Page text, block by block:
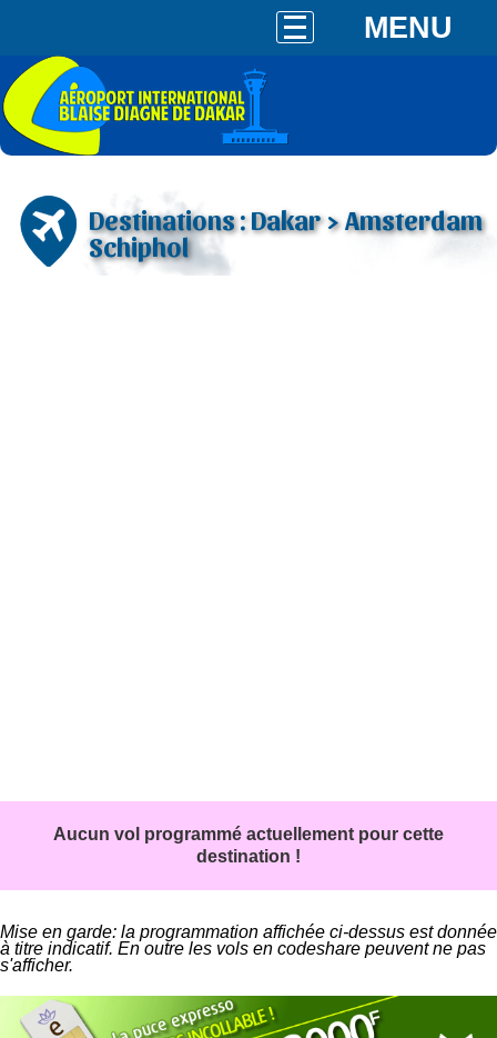
MENU
Destinations : Dakar > Amsterdam
Schiphol
Aucun vol programmé actuellement pour cette
destination !
Mise en garde: la programmation affichée ci-dessus est donnée
à titre indicatif. En outre les vols en codeshare peuvent ne pas
s'afficher.